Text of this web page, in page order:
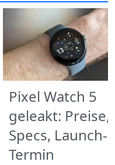
Pixel Watch 5
geleakt: Preise,
Specs, Launch-
Termin